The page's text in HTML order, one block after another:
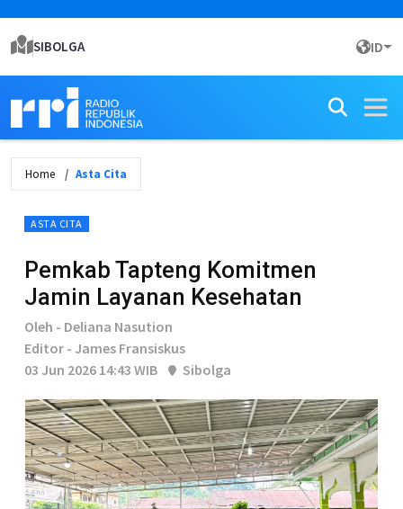
SIBOLGA ID
Home Asta Cita
ASTA CITA
Pemkab Tapteng Komitmen
Jamin Layanan Kesehatan
Oleh - Deliana Nasution
Editor - James Fransiskus
03 Jun 2026 14:43 WIB
Sibolga